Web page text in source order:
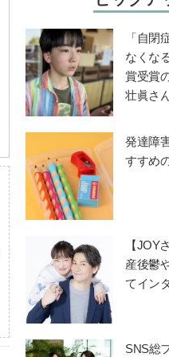
「自閉
なくな
賞受賞
壮眞さ
発達障
すすめ
【JOY
産後鬱
てイン
SNS総